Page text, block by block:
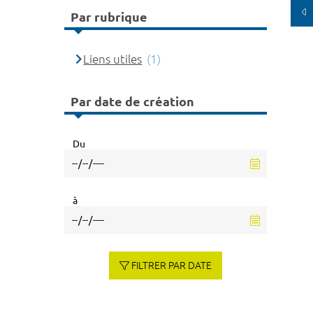
Par rubrique
Liens utiles (1)
Par date de création
Du
à
FILTRER PAR DATE